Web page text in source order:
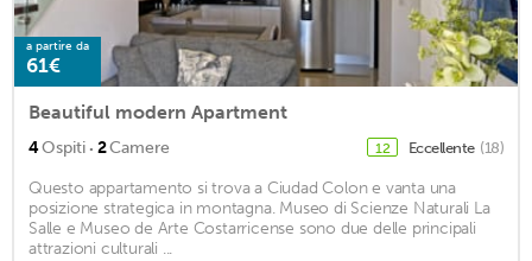
a partire da
61€
Beautiful modern Apartment
4Ospiti · 2Camere 12 Eccellente (18)
Questo appartamento si trova a Ciudad Colon e vanta una
posizione strategica in montagna. Museo di Scienze Naturali La
Salle e Museo de Arte Costarricense sono due delle principali
attrazioni culturali ...